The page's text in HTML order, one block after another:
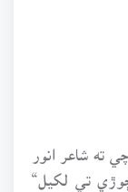
ته شاعر انور
تي لکيل“